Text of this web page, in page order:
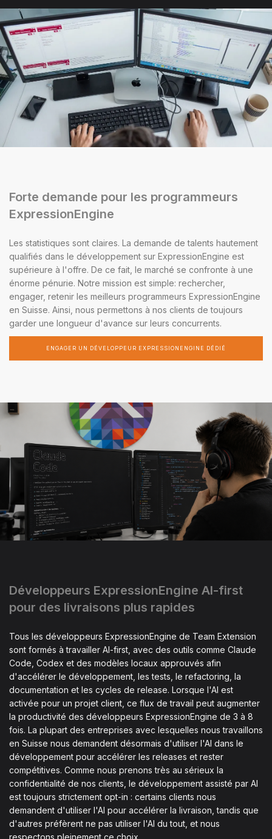
Forte demande pour les programmeurs
ExpressionEngine
Les statistiques sont claires. La demande de talents hautement
qualifiés dans le développement sur ExpressionEngine est
supérieure à l'offre. De ce fait, le marché se confronte à une
énorme pénurie. Notre mission est simple: rechercher,
engager, retenir les meilleurs programmeurs ExpressionEngine
en Suisse. Ainsi, nous permettons à nos clients de toujours
garder une longueur d'avance sur leurs concurrents.
ENGAGER UN DÉVELOPPEUR EXPRESSIONENGINE DÉDIÉ
Développeurs ExpressionEngine AI-first
pour des livraisons plus rapides
Tous les développeurs ExpressionEngine de Team Extension
sont formés à travailler AI-first, avec des outils comme Claude
Code, Codex et des modèles locaux approuvés afin
d'accélérer le développement, les tests, le refactoring, la
documentation et les cycles de release. Lorsque l'AI est
activée pour un projet client, ce flux de travail peut augmenter
la productivité des développeurs ExpressionEngine de 3 à 8
fois. La plupart des entreprises avec lesquelles nous travaillons
en Suisse nous demandent désormais d'utiliser l'AI dans le
développement pour accélérer les releases et rester
compétitives. Comme nous prenons très au sérieux la
confidentialité de nos clients, le développement assisté par AI
est toujours strictement opt-in : certains clients nous
demandent d'utiliser l'AI pour accélérer la livraison, tandis que
d'autres préfèrent ne pas utiliser l'AI du tout, et nous